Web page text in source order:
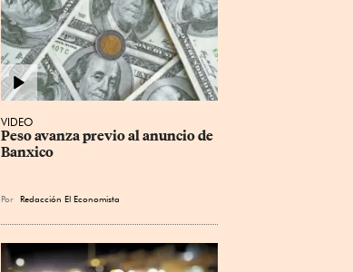
VIDEO
Peso avanza previo al anuncio de
Banxico
Por Redacción El Economista